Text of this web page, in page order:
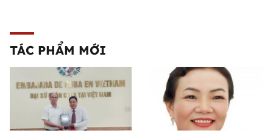
TÁC PHẨM MỚI